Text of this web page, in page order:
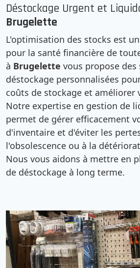
Déstockage Urgent et
Brugelette
L'optimisation des stocks est
pour la santé financière de
à Brugelette vous propose
déstockage personnalisées
coûts de stockage et améliorer
Notre expertise en gestion de
permet de gérer efficacement
d'inventaire et d'éviter les
l'obsolescence ou à la
Nous vous aidons à mettre en
de déstockage à long terme.